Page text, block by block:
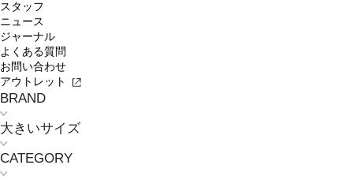
スタッフ
ニュース
ジャーナル
よくある質問
お問い合わせ
アウトレット
BRAND
大きいサイズ
CATEGORY